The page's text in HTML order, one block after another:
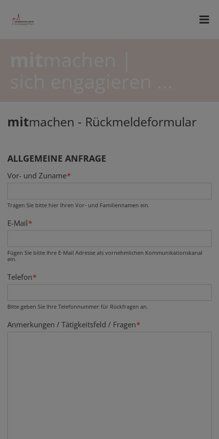
mitmachen - Rückmeldeformular
ALLGEMEINE ANFRAGE
Vor- und Zuname*
Tragen Sie bitte hier Ihren Vor- und Familiennamen ein.
E-Mail*
Fügen Sie bitte Ihre E-Mail Adresse als vornehmlichen Kommunikationskanal
ein.
Telefon*
Bitte geben Sie Ihre Telefonnummer für Rückfragen an.
Anmerkungen / Tätigkeitsfeld / Fragen*